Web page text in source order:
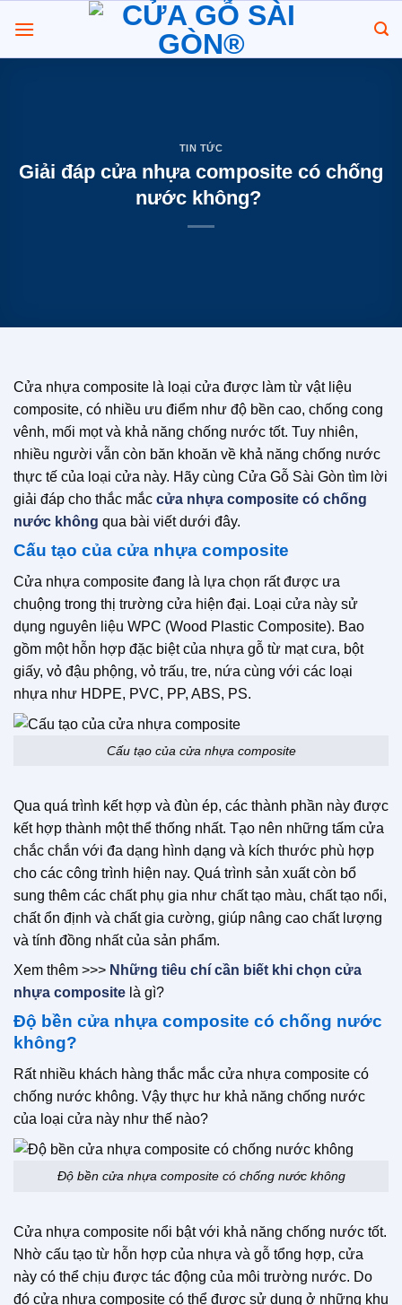
đến
nội
TIN TỨC
Giải đáp cửa nhựa composite có chống
nước không?
Cửa nhựa composite là loại cửa được làm từ vật liệu
composite, có nhiều ưu điểm như độ bền cao, chống cong
vênh, mối mọt và khả năng chống nước tốt. Tuy nhiên,
nhiều người vẫn còn băn khoăn về khả năng chống nước
thực tế của loại cửa này. Hãy cùng Cửa Gỗ Sài Gòn tìm lời
giải đáp cho thắc mắc cửa nhựa composite có chống
nước không qua bài viết dưới đây.
Cấu tạo của cửa nhựa composite
Cửa nhựa composite đang là lựa chọn rất được ưa
chuộng trong thị trường cửa hiện đại. Loại cửa này sử
dụng nguyên liệu WPC (Wood Plastic Composite). Bao
gồm một hỗn hợp đặc biệt của nhựa gỗ từ mạt cưa, bột
giấy, vỏ đậu phộng, vỏ trấu, tre, nứa cùng với các loại
nhựa như HDPE, PVC, PP, ABS, PS.
Cấu tạo của cửa nhựa composite
Qua quá trình kết hợp và đùn ép, các thành phần này được
kết hợp thành một thể thống nhất. Tạo nên những tấm cửa
chắc chắn với đa dạng hình dạng và kích thước phù hợp
cho các công trình hiện nay. Quá trình sản xuất còn bổ
sung thêm các chất phụ gia như chất tạo màu, chất tạo nổi,
chất ổn định và chất gia cường, giúp nâng cao chất lượng
và tính đồng nhất của sản phẩm.
Xem thêm >>> Những tiêu chí cần biết khi chọn cửa
nhựa composite là gì?
Độ bền cửa nhựa composite có chống nước
không?
Rất nhiều khách hàng thắc mắc cửa nhựa composite có
chống nước không. Vậy thực hư khả năng chống nước
của loại cửa này như thế nào?
Độ bền cửa nhựa composite có chống nước không
Cửa nhựa composite nổi bật với khả năng chống nước tốt.
Nhờ cấu tạo từ hỗn hợp của nhựa và gỗ tổng hợp, cửa
này có thể chịu được tác động của môi trường nước. Do
đó cửa nhựa composite có thể được sử dụng ở những khu